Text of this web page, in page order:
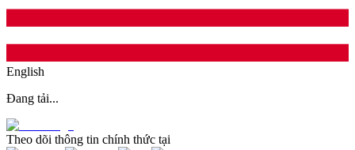
English
Đang tải...
Theo dõi thông tin chính thức tại